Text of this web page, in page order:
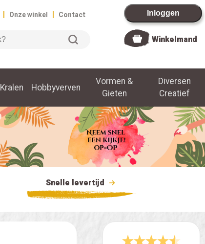
| Onze winkel | Contact Inloggen
Winkelmand
Kralen Hobbyverven
Vormen &
Gieten
Diversen
Creatief
Snelle levertijd